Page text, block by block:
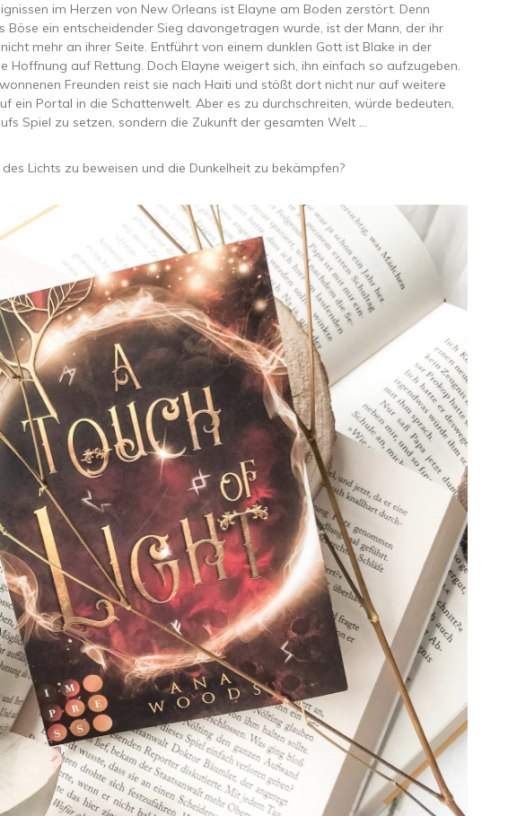
im Herzen von New Orleans ist Elayne am Boden zerstört. Denn
ein entscheidender Sieg davongetragen wurde, ist der Mann, der ihr
mehr an ihrer Seite. Entführt von einem dunklen Gott ist Blake in der
Hoffnung auf Rettung. Doch Elayne weigert sich, ihn einfach so aufzugeben.
Freunden reist sie nach Haiti und stößt dort nicht nur auf weitere
ein Portal in die Schattenwelt. Aber es zu durchschreiten, würde bedeuten,
Spiel zu setzen, sondern die Zukunft der gesamten Welt …
Lichts zu beweisen und die Dunkelheit zu bekämpfen?